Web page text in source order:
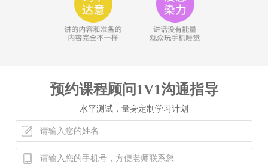
预约课程顾问1V1沟通指导
水平测试，量身定制学习计划